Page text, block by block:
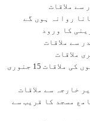
سے ملاقات
روانہ ہوں گے
کا ورود
سے ملاقات
ملاقات
پاكستان اور بھارت خارجہ سیكرٹریوں كی ملاقات 15 جنوری
خارجہ سے ملاقات
مسجد کا قریب سے